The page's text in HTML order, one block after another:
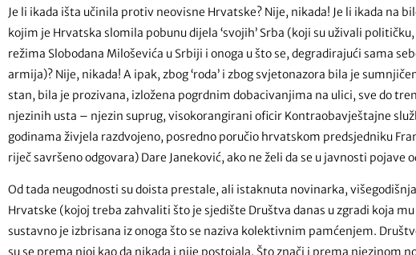
Je li ikada išta učinila protiv neovisne Hrvatske? Nije, nikada! Je li ikada na
kojim je Hrvatska slomila pobunu dijela ‘svojih’ Srba (koji su uživali
režima Slobodana Miloševića u Srbiji i onoga u što se, degradirajući sama
armija)? Nije, nikada! A ipak, zbog ‘roda’ i zbog svjetonazora bila je
stan, bila je prozivana, izložena pogrdnim dobacivanjima na ulici, sve do
njezinih usta – njezin suprug, visokorangirani oficir Kontraobavještajne
godinama živjela razdvojeno, posredno poručio hrvatskom predsjedniku
riječ savršeno odgovara) Dare Janeković, ako ne želi da se u javnosti pojave
Od tada neugodnosti su doista prestale, ali istaknuta novinarka,
Hrvatske (kojoj treba zahvaliti što je sjedište Društva danas u zgradi koja
sustavno je izbrisana iz onoga što se naziva kolektivnim pamćenjem.
su se prema njoj kao da nikada i nije postojala. Što znači i prema njezinom